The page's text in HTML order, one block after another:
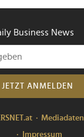
Business News
JETZT ANMELDEN
Mediadaten
Impressum